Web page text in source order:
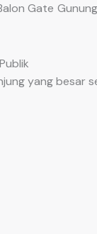
Gate
yang